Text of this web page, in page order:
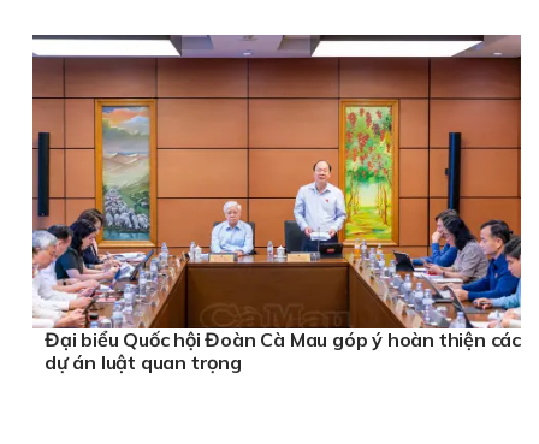
Đại biểu Quốc hội Đoàn Cà Mau góp ý hoàn thiện các
dự án luật quan trọng